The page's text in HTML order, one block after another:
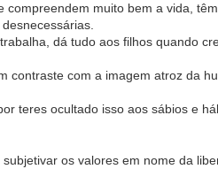
muito bem a vida,
dá tudo aos filhos quando
contraste com a imagem atroz da
teres ocultado isso aos sábios e
os valores em nome da